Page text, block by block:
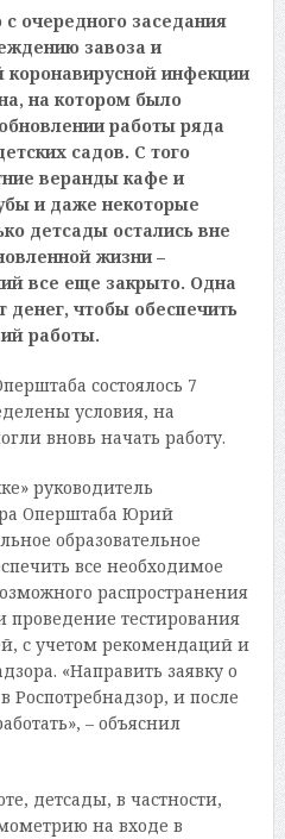
очередного заседания
завоза и
коронавирусной инфекции
на котором было
работы ряда
садов. С того
веранды кафе и
и даже некоторые
детсады остались вне
жизни –
все еще закрыто. Одна
денег, чтобы обеспечить
работы.
состоялось 7
условия, на
вновь начать работу.
руководитель
Оперштаба Юрий
образовательное
все необходимое
распространения
тестирования
с учетом рекомендаций и
«Направить заявку о
Роспотребнадзор, и после
– объяснил
детсады, в частности,
на входе в